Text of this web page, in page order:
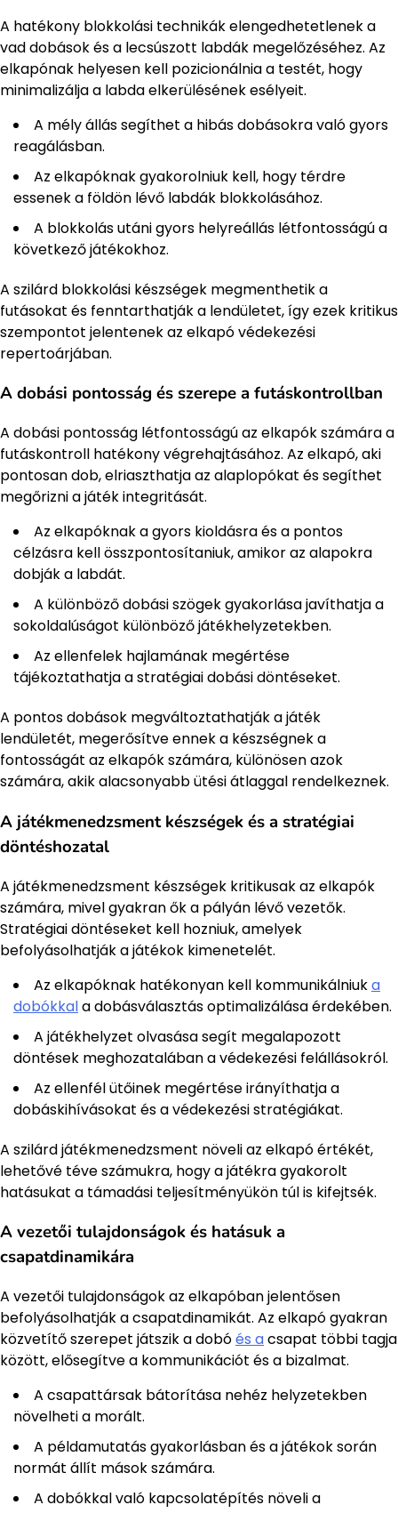
A hatékony blokkolási technikák elengedhetetlenek a
vad dobások és a lecsúszott labdák megelőzéséhez. Az
elkapónak helyesen kell pozicionálnia a testét, hogy
minimalizálja a labda elkerülésének esélyeit.
A mély állás segíthet a hibás dobásokra való gyors
reagálásban.
Az elkapóknak gyakorolniuk kell, hogy térdre
essenek a földön lévő labdák blokkolásához.
A blokkolás utáni gyors helyreállás létfontosságú a
következő játékokhoz.
A szilárd blokkolási készségek megmenthetik a
futásokat és fenntarthatják a lendületet, így ezek kritikus
szempontot jelentenek az elkapó védekezési
repertoárjában.
A dobási pontosság és szerepe a futáskontrollban
A dobási pontosság létfontosságú az elkapók számára a
futáskontroll hatékony végrehajtásához. Az elkapó, aki
pontosan dob, elriaszthatja az alaplopókat és segíthet
megőrizni a játék integritását.
Az elkapóknak a gyors kioldásra és a pontos
célzásra kell összpontosítaniuk, amikor az alapokra
dobják a labdát.
A különböző dobási szögek gyakorlása javíthatja a
sokoldalúságot különböző játékhelyzetekben.
Az ellenfelek hajlamának megértése
tájékoztathatja a stratégiai dobási döntéseket.
A pontos dobások megváltoztathatják a játék
lendületét, megerősítve ennek a készségnek a
fontosságát az elkapók számára, különösen azok
számára, akik alacsonyabb ütési átlaggal rendelkeznek.
A játékmenedzsment készségek és a stratégiai
döntéshozatal
A játékmenedzsment készségek kritikusak az elkapók
számára, mivel gyakran ők a pályán lévő vezetők.
Stratégiai döntéseket kell hozniuk, amelyek
befolyásolhatják a játékok kimenetelét.
Az elkapóknak hatékonyan kell kommunikálniuka
dobókkala dobásválasztás optimalizálása érdekében.
A játékhelyzet olvasása segít megalapozott
döntések meghozatalában a védekezési felállásokról.
Az ellenfél ütőinek megértése irányíthatja a
dobáskihívásokat és a védekezési stratégiákat.
A szilárd játékmenedzsment növeli az elkapó értékét,
lehetővé téve számukra, hogy a játékra gyakorolt
hatásukat a támadási teljesítményükön túl is kifejtsék.
A vezetői tulajdonságok és hatásuk a
csapatdinamikára
A vezetői tulajdonságok az elkapóban jelentősen
befolyásolhatják a csapatdinamikát. Az elkapó gyakran
közvetítő szerepet játszik a dobóés acsapat többi tagja
között, elősegítve a kommunikációt és a bizalmat.
A csapattársak bátorítása nehéz helyzetekben
növelheti a morált.
A példamutatás gyakorlásban és a játékok során
normát állít mások számára.
A dobókkal való kapcsolatépítés növeli a